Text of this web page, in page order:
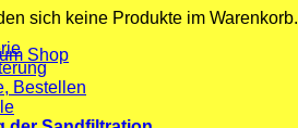
sich keine Produkte im Warenkorb.
Shop
Bestellen